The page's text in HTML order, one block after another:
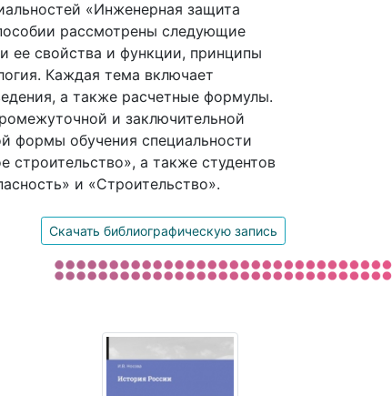
«Инженерная защита
рассмотрены следующие
ее свойства и функции, принципы
Каждая тема включает
а также расчетные формулы.
и заключительной
формы обучения специальности
а также студентов
и «Строительство».
Скачать библиографическую запись